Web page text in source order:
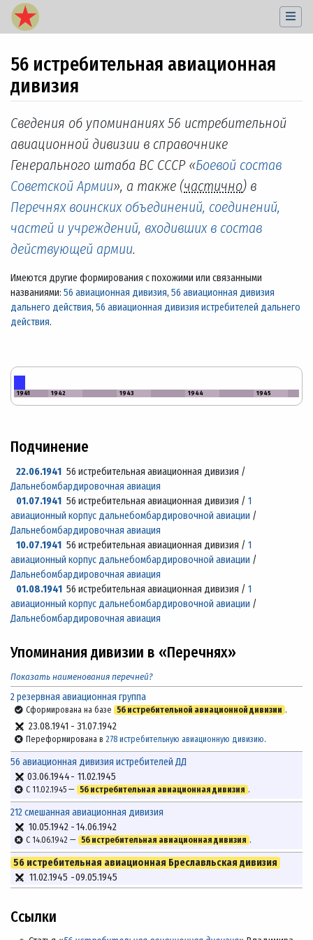
56 истребительная авиационная
дивизия
Перейти к:навигация,поиск
Сведения об упоминаниях 56 истребительной
авиационной дивизии в справочнике
Генерального штаба ВС СССР «Боевой состав
Советской Армии», а также (частично) в
Перечнях воинских объединений, соединений,
частей и учреждений, входивших в состав
действующей армии.
Имеются другие формирования с похожими или связанными
названиями: 56 авиационная дивизия, 56 авиационная дивизия
дальнего действия, 56 авиационная дивизия истребителей дальнего
действия.
1941 1942 1943 1944 1945
Подчинение
22.06.194156 истребительная авиационная дивизия /
Дальнебомбардировочная авиация
01.07.194156 истребительная авиационная дивизия /1
авиационный корпус дальнебомбардировочной авиации /
Дальнебомбардировочная авиация
10.07.194156 истребительная авиационная дивизия /1
авиационный корпус дальнебомбардировочной авиации /
Дальнебомбардировочная авиация
01.08.194156 истребительная авиационная дивизия /1
авиационный корпус дальнебомбардировочной авиации /
Дальнебомбардировочная авиация
Упоминания дивизии в «Перечнях»
Показать наименования перечней?
2 резервная авиационная группа
Сформирована на базе 56 истребительной авиационной дивизии .
23.08.1941 - 31.07.1942
Переформирована в278 истребительную авиационную дивизию.
56 авиационная дивизия истребителей ДД
03.06.1944- 11.02.1945
С 11.02.1945 — 56 истребительная авиационная дивизия .
212 смешанная авиационная дивизия
10.05.1942 -14.06.1942
С 14.06.1942 — 56 истребительная авиационная дивизия .
56 истребительная авиационная Бреславльская дивизия
11.02.1945 -09.05.1945
Ссылки